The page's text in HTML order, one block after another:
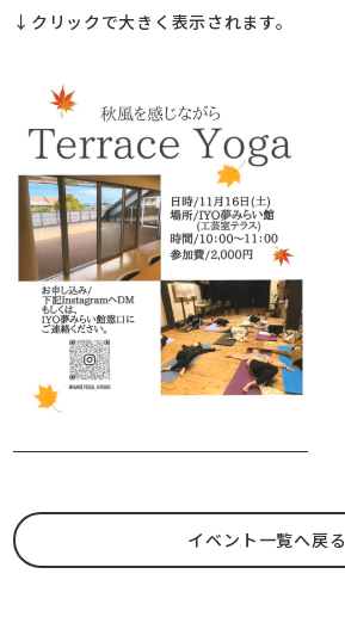
↓クリックで大きく表示されます。
イベント一覧へ戻る